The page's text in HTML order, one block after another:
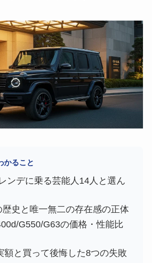
かること
ンデに乗る芸能人14人と選ん
歴史と唯一無二の存在感の正体
G550/G63の価格・性能比
額と買って後悔した8つの失敗